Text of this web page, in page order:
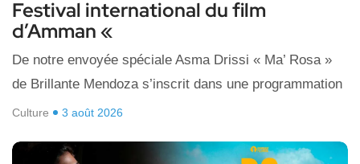
Festival international du film
d’Amman «
De notre envoyée spéciale Asma Drissi « Ma’ Rosa »
de Brillante Mendoza s’inscrit dans une programmation
Culture 3 août 2026